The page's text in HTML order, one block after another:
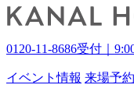
0120-11-8686受付｜
イベント情報 来場予約